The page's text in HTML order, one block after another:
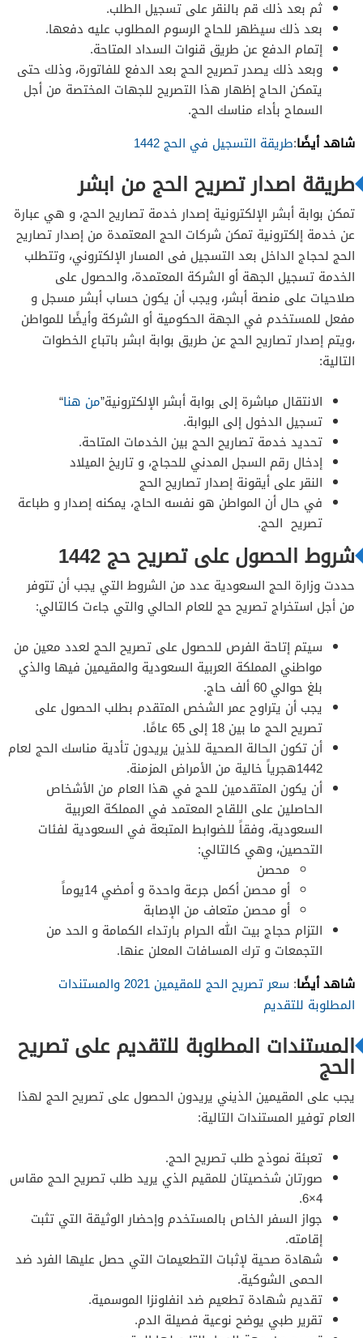
ثم بعد ذلك قم بالنقر على تسجيل الطلب.
بعد ذلك سيظهر للحاج الرسوم المطلوب عليه دفعها.
إتمام الدفع عن طريق قنوات السداد المتاحة.
وبعد ذلك يصدر تصريح الحج بعد الدفع للفاتورة، وذلك حتى
يتمكن الحاج إظهار هذا التصريح للجهات المختصة من أجل
السماح بأداء مناسك الحج.
شاهد أيضًا:طريقة التسجيل في الحج 1442
طريقة اصدار تصريح الحج من ابشر
تمكن بوابة أبشر الإلكترونية إصدار خدمة تصاريح الحج، و هي عبارة
عن خدمة إلكترونية تمكن شركات الحج المعتمدة من إصدار تصاريح
الحج لحجاج الداخل بعد التسجيل فى المسار الإلكتروني، وتتطلب
الخدمة تسجيل الجهة أو الشركة المعتمدة، والحصول على
صلاحيات على منصة أبشر، ويجب أن يكون حساب أبشر مسجل و
مفعل للمستخدم في الجهة الحكومية أو الشركة وأيضًا للمواطن
،ويتم إصدارتصاريح الحج عن طريق بوابة ابشر باتباع الخطوات
التالية:
الانتقال مباشرة إلى بوابة أبشر الإلكترونية”من هنا“
تسجيل الدخول إلى البوابة.
تحديد خدمة تصاريح الحج بين الخدمات المتاحة.
إدخال رقم السجل المدني للحجاج، و تاريخ الميلاد
النقر على أيقونة إصدار تصاريح الحج
في حال أن المواطن هو نفسه الحاج، يمكنه إصدار و طباعة
تصريح الحج.
شروط الحصول على تصريح حج 1442
حددت وزارة الحج السعودية عدد من الشروط التي يجب أن تتوفر
من أجل استخراج تصريح حج للعام الحالي والتي جاءت كالتالي:
سيتم إتاحة الفرص للحصول على تصريح الحج لعدد معين من
مواطني المملكة العربية السعودية والمقيمين فيها والذي
بلغ حوالي 60 ألف حاج.
يجب أن يتراوح عمر الشخص المتقدم بطلب الحصول على
تصريح الحج ما بين 18 إلى 65 عامًا.
أن تكون الحالة الصحية للذين يريدون تأدية مناسك الحج لعام
1442هجرياً خالية من الأمراض المزمنة.
أن يكون المتقدمين للحج في هذا العام من الأشخاص
الحاصلين على اللقاح المعتمد في المملكة العربية
السعودية، وفقاً للضوابط المتبعة في السعودية لفئات
التحصين، وهي كالتالي:
محصن
أو محصن أكمل جرعة واحدة و أمضي 14يوماً
أو محصن متعاف من الإصابة
التزام حجاج بيت الله الحرام بارتداء الكمامة و الحد من
التجمعات و ترك المسافات المعلن عنها.
شاهد أيضًا:
سعر تصريح الحج للمقيمين 2021 والمستندات
المطلوبة للتقديم
المستندات المطلوبة للتقديم على تصريح
الحج
يجب على المقيمين الذيني يريدون الحصول على تصريح الحج لهذا
العام توفير المستندات التالية:
تعبئة نموذج طلب تصريح الحج.
صورتان شخصيتان للمقيم الذي يريد طلب تصريح الحج مقاس
4×6.
جواز السفر الخاص بالمستخدم وإحضار الوثيقة التي تثبت
إقامته.
شهادة صحية لإثبات التطعيمات التي حصل عليها الفرد ضد
الحمى الشوكية.
تقديم شهادة تطعيم ضد انفلونزا الموسمية.
تقرير طبي يوضح نوعية فصيلة الدم.